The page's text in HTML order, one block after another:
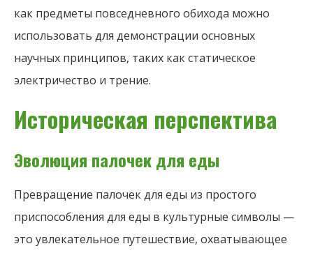
как предметы повседневного обихода можно
использовать для демонстрации основных
научных принципов, таких как статическое
электричество и трение.
Историческая перспектива
Эволюция палочек для еды
Превращение палочек для еды из простого
приспособления для еды в культурные символы —
это увлекательное путешествие, охватывающее